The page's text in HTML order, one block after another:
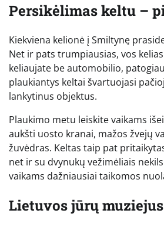
Persikėlimas keltu –
Kiekviena kelionė į Smiltynę
Net ir pats trumpiausias, vos
keliaujate be automobilio,
plaukiantys keltai švartuojasi
lankytinus objektus.
Plaukimo metu leiskite vaikams
aukšti uosto kranai, mažos žvejų
žuvėdras. Keltas taip pat
net ir su dvynukų vežimėliais
vaikams dažniausiai taikomos
Lietuvos jūrų